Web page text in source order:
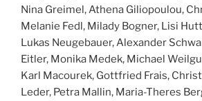
Nina Greimel, Athena Giliopoulou,
Melanie Fedl, Milady Bogner, Lisi
Lukas Neugebauer, Alexander
Eitler, Monika Medek, Michael
Karl Macourek, Gottfried Frais,
Leder, Petra Mallin, Maria-Theres